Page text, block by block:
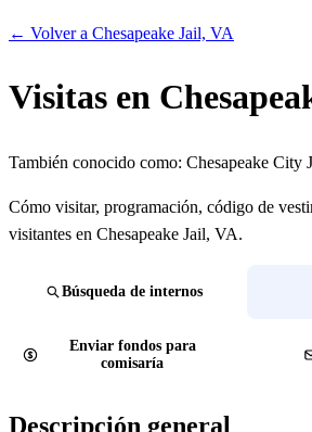
← Volver a Chesapeake Jail, VA
Visitas en
También conocido como: Chesapeake City
Cómo visitar, programación, código de
visitantes en Chesapeake Jail, VA.
Búsqueda de internos
Enviar fondos para
comisaría
Descripción general